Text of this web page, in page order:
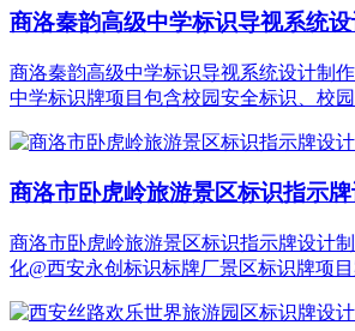
商洛秦韵高级中学标识导视系统
商洛秦韵高级中学标识导视系统设计制
中学标识牌项目包含校园安全标识、校
商洛市卧虎岭旅游景区标识指示
商洛市卧虎岭旅游景区标识指示牌设计
化@西安永创标识标牌厂景区标识牌项